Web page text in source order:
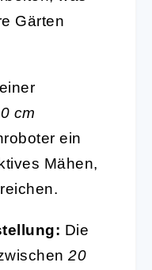
Gärten
cm
ein
Mähen,
Die
20